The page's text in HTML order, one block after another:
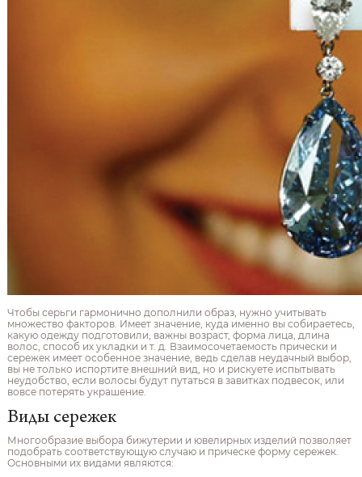
Чтобы серьги гармонично дополнили образ, нужно учитывать
множество факторов. Имеет значение, куда именно вы собираетесь,
какую одежду подготовили, важны возраст, форма лица, длина
волос, способ их укладки и т. д. Взаимосочетаемость прически и
сережек имеет особенное значение, ведь сделав неудачный выбор,
вы не только испортите внешний вид, но и рискуете испытывать
неудобство, если волосы будут путаться в завитках подвесок, или
вовсе потерять украшение.
Виды сережек
Многообразие выбора бижутерии и ювелирных изделий позволяет
подобрать соответствующую случаю и прическе форму сережек.
Основными их видами являются: